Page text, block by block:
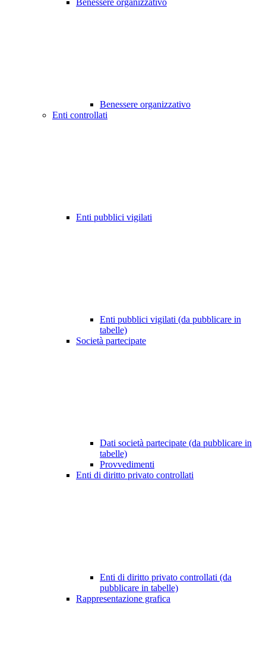
Benessere organizzativo
Benessere organizzativo
Enti controllati
Enti pubblici vigilati
Enti pubblici vigilati (da pubblicare in
tabelle)
Società partecipate
Dati società partecipate (da pubblicare in
tabelle)
Provvedimenti
Enti di diritto privato controllati
Enti di diritto privato controllati (da
pubblicare in tabelle)
Rappresentazione grafica